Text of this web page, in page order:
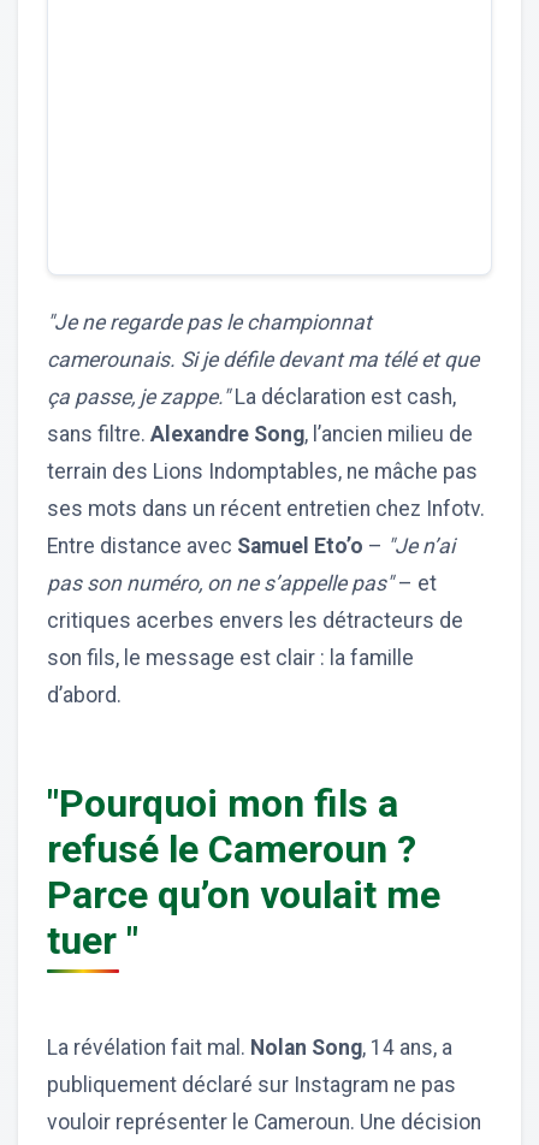
"Je ne regarde pas le championnat
camerounais. Si je défile devant ma télé et que
ça passe, je zappe."La déclaration est cash,
sans filtre. Alexandre Song, l’ancien milieu de
terrain des Lions Indomptables, ne mâche pas
ses mots dans un récent entretien chez Infotv.
Entre distance avec Samuel Eto’o – "Je n’ai
pas son numéro, on ne s’appelle pas"– et
critiques acerbes envers les détracteurs de
son fils, le message est clair : la famille
d’abord.
"Pourquoi mon fils a
refusé le Cameroun ?
Parce qu’on voulait me
tuer "
La révélation fait mal. Nolan Song, 14 ans, a
publiquement déclaré sur Instagram ne pas
vouloir représenter le Cameroun. Une décision